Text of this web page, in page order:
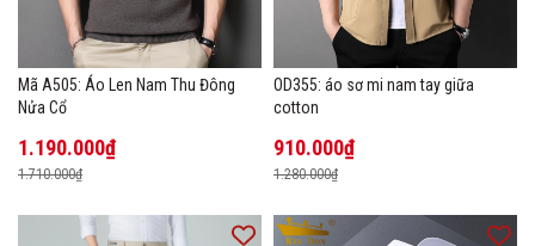
Mã A505: Áo Len Nam Thu Đông
Nửa Cổ
1.190.000₫
1.710.000₫
OD355: áo sơ mi nam tay giữa
cotton
910.000₫
1.280.000₫